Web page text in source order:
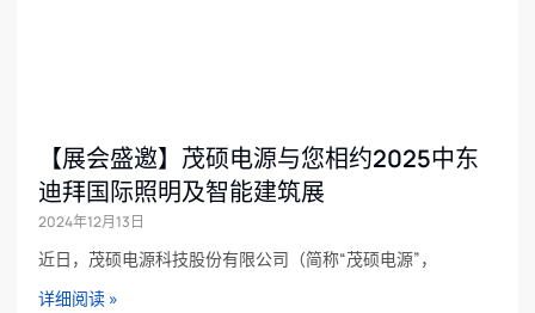
【展会盛邀】茂硕电源与您相约2025中东
迪拜国际照明及智能建筑展
2024年12月13日
近日，茂硕电源科技股份有限公司（简称“茂硕电源”，
详细阅读 »